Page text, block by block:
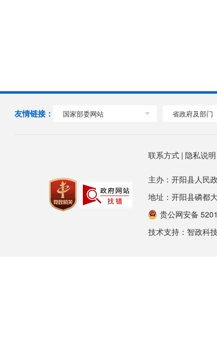
友情链接： 国家部委网站 省政府及部门
联系方式| 隐私说
主办：开阳县人民
地址：开阳县磷都
贵公网安备
技术支持： 智政科